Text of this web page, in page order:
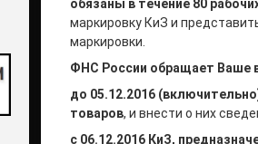
обязаны в течение 80
маркировку КиЗ и
маркировки.
ФНС России обращает Ваше
до 05.12.2016
товаров, и внести о них
с 06.12.2016 КиЗ,